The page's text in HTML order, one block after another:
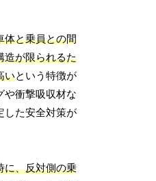
体と乗員との間
造が限られるた
いという特徴が
や衝撃吸収材な
した安全対策が
に、反対側の乗